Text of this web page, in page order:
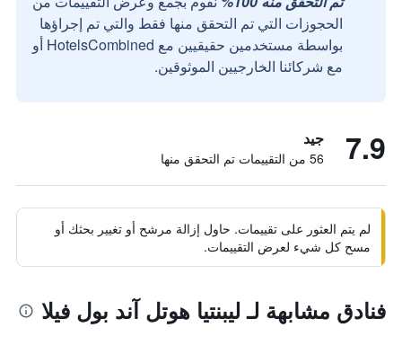
الحجوزات التي تم التحقق منها فقط والتي تم إجراؤها
بواسطة مستخدمين حقيقيين مع HotelsCombined أو
مع شركائنا الخارجيين الموثوقين.
7.9 جيد
56 من التقييمات تم التحقق منها
لم يتم العثور على تقييمات. حاول إزالة مرشح أو تغيير بحثك أو
مسح كل شيء لعرض التقييمات.
فنادق مشابهة لـ ليبنتيا هوتل آند بول فيلا